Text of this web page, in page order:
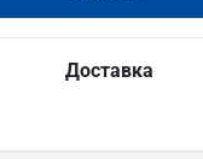
Доставка